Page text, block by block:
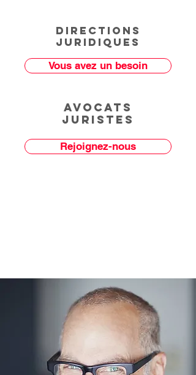
Directions
Juridiques
Vous avez un besoin
avocats
juristes
Rejoignez-nous